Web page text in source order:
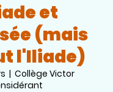
et
(mais
l'Iliade)
  |
Collège Victor